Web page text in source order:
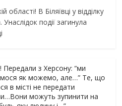
В Біляївці у відділку
Унаслідок події загинула
з Херсону: “ми
як можемо, але…” Те, що
в місті не передати
можуть зупинити на